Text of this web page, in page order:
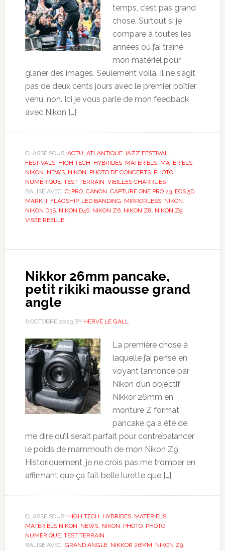
temps, c’est pas grand
chose. Surtout si je
compare à toutes les
années où j’ai traîné
mon matériel pour
glaner des images. Seulement voilà. Il ne s’agit
pas de deux cents jours avec le premier boîtier
venu, non. Ici je vous parle de mon feedback
avec Nikon […]
CLASSÉ SOUS :ACTU ATLANTIQUE JAZZ FESTIVAL
FESTIVALS, HIGH TECH HYBRIDES, MATÉRIELS, MATÉRIELS
NIKON NEWS, NIKON PHOTO DE CONCERTS, PHOTO
NUMÉRIQUE, TEST TERRAIN VIEILLES CHARRUES
BALISÉ AVEC :C1PRO, CANON CAPTURE ONE PRO 23, EOS 5D
MARK II FLAGSHIP, LED BANDING MIRRORLESS, NIKON
NIKON D3S, NIKON D4S, NIKON Z6, NIKON Z8 NIKON Z9,
VISÉE RÉELLE
Nikkor 26mm pancake,
petit rikiki maousse grand
angle
6 OCTOBRE 2023BY HERVÉ LE GALL
La première chose à
laquelle j’ai pensé en
voyant l’annonce par
Nikon d’un objectif
Nikkor 26mm en
monture Z format
pancake ça a été de
me dire qu’il serait parfait pour contrebalancer
le poids de mammouth de mon Nikon Z9.
Historiquement, je ne crois pas me tromper en
affirmant que ça fait belle lurette que […]
CLASSÉ SOUS :HIGH TECH HYBRIDES, MATÉRIELS,
MATÉRIELS NIKON NEWS, NIKON PHOTO, PHOTO
NUMÉRIQUE, TEST TERRAIN
BALISÉ AVEC :GRAND ANGLE, NIKKOR 26MM NIKON Z9,